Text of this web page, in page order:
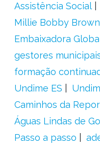
Assistência Social
Millie Bobby Brown
Embaixadora
gestores
formação
Undime ES
Caminhos da
Águas Lindas de
Passo a passo